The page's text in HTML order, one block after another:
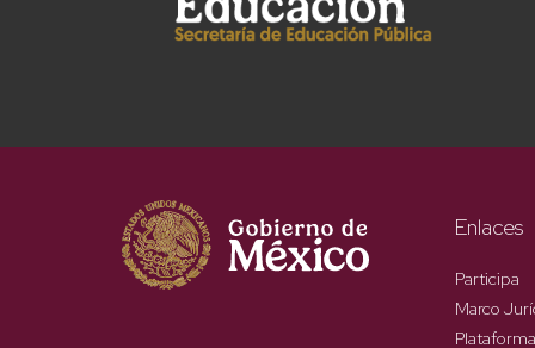
Enlaces
Participa
Marco